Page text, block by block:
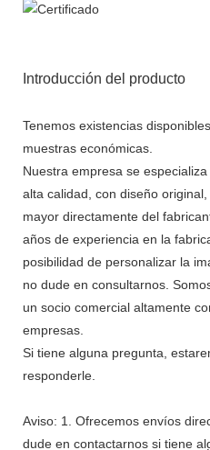
Introducción del producto
Tenemos existencias
muestras económicas.
Nuestra empresa se
alta calidad, con diseño
mayor directamente del
años de experiencia en la
posibilidad de personalizar la
no dude en consultarnos.
un socio comercial altamente
empresas.
Si tiene alguna pregunta,
responderle.
Aviso: 1. Ofrecemos envíos
dude en contactarnos si tiene